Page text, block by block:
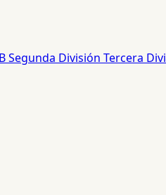
Segunda División Tercera